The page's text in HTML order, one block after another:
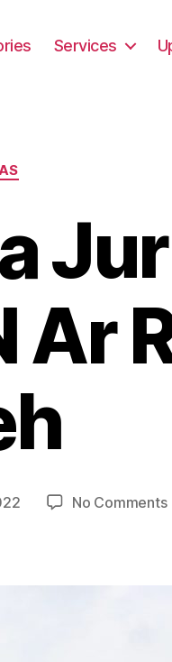
Services
Ar
No Comments